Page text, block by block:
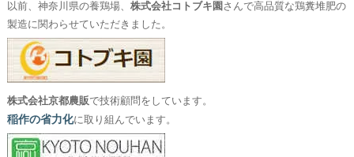
以前、神奈川県の養鶏場、 株式会社コトブキ園 さんで高品質な鶏糞堆肥の
製造に関わらせていただきました。
株式会社京都農販で技術顧問をしています。
稲作の省力化に取り組んでいます。